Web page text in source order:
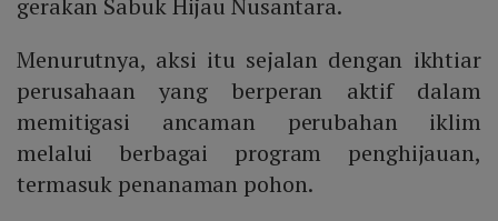
gerakan Sabuk Hijau Nusantara.
Menurutnya, aksi itu sejalan dengan ikhtiar
perusahaan yang berperan aktif dalam
memitigasi ancaman perubahan iklim
melalui berbagai program penghijauan,
termasuk penanaman pohon.